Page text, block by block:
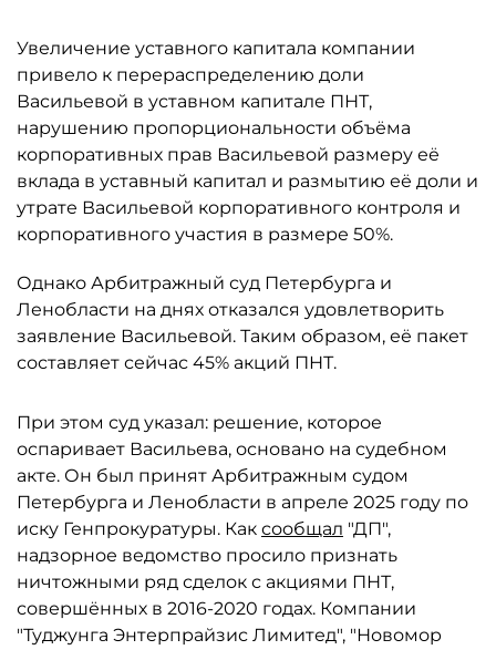
Увеличение уставного капитала компании
привело к перераспределению доли
Васильевой в уставном капитале ПНТ,
нарушению пропорциональности объёма
корпоративных прав Васильевой размеру её
вклада в уставный капитал и размытию её доли и
утрате Васильевой корпоративного контроля и
корпоративного участия в размере 50%.
Однако Арбитражный суд Петербурга и
Ленобласти на днях отказался удовлетворить
заявление Васильевой. Таким образом, её пакет
составляет сейчас 45% акций ПНТ.
При этом суд указал: решение, которое
оспаривает Васильева, основано на судебном
акте. Он был принят Арбитражным судом
Петербурга и Ленобласти в апреле 2025 году по
иску Генпрокуратуры. Как сообщал "ДП",
надзорное ведомство просило признать
ничтожными ряд сделок с акциями ПНТ,
совершённых в 2016-2020 годах. Компании
"Туджунга Энтерпрайзис Лимитед", "Новомор